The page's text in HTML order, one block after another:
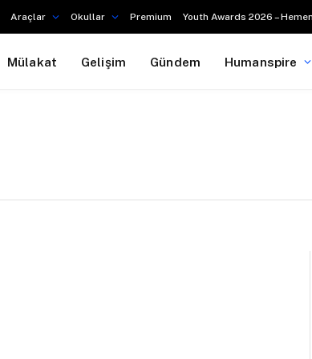
Araçlar Okullar Premium Youth Awards 2026 –
Mülakat Gelişim Gündem Humanspire